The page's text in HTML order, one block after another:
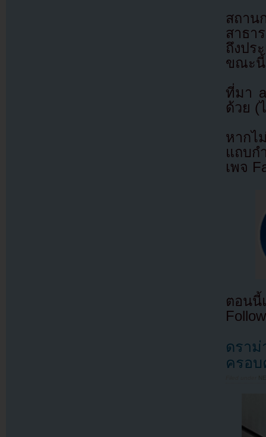
สถาน
สาธา
ถึงปร
ขณะนี้
ที่มา
ด้วย (
หากไ
แถบก
เพจ
ตอนนี้
ดรา
ครอ